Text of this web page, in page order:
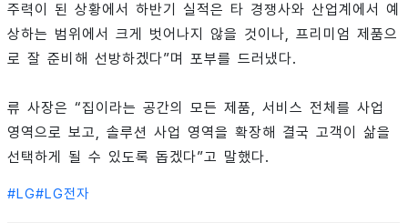
주력이 된 상황에서 하반기 실적은 타 경쟁사와 산업계에서 예
상하는 범위에서 크게 벗어나지 않을 것이나, 프리미엄 제품으
로 잘 준비해 선방하겠다”며 포부를 드러냈다.
류 사장은 “집이라는 공간의 모든 제품, 서비스 전체를 사업
영역으로 보고, 솔루션 사업 영역을 확장해 결국 고객이 삶을
선택하게 될 수 있도록 돕겠다”고 말했다.
#LG#LG전자